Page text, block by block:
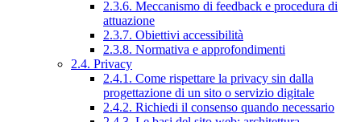
2.3.6. Meccanismo di feedback e procedura di
attuazione
2.3.7. Obiettivi accessibilità
2.3.8. Normativa e approfondimenti
2.4. Privacy
2.4.1. Come rispettare la privacy sin dalla
progettazione di un sito o servizio digitale
2.4.2. Richiedi il consenso quando necessario